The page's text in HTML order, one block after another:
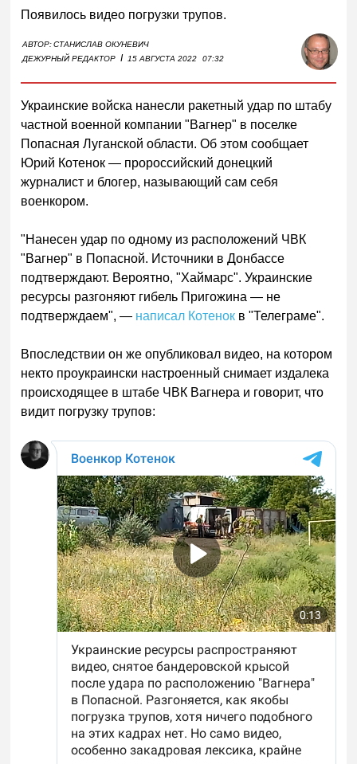
Появилось видео погрузки трупов.
АВТОР:СТАНИСЛАВ ОКУНЕВИЧ
ДЕЖУРНЫЙ РЕДАКТОР I 15 АВГУСТА 2022 07:32
Украинские войска нанесли ракетный удар по штабу
частной военной компании "Вагнер" в поселке
Попасная Луганской области. Об этом сообщает
Юрий Котенок — пророссийский донецкий
журналист и блогер, называющий сам себя
военкором.
"Нанесен удар по одному из расположений ЧВК
"Вагнер" в Попасной. Источники в Донбассе
подтверждают. Вероятно, "Хаймарс". Украинские
ресурсы разгоняют гибель Пригожина — не
подтверждаем", — написал Котенок в "Телеграме".
Впоследствии он же опубликовал видео, на котором
некто проукраински настроенный снимает издалека
происходящее в штабе ЧВК Вагнера и говорит, что
видит погрузку трупов: